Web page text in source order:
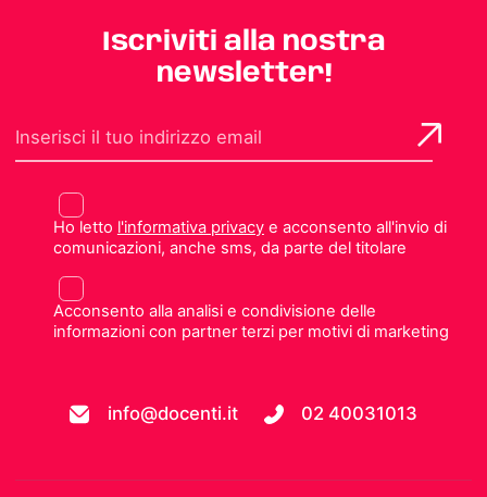
Iscriviti alla nostra
newsletter!
Ho letto l'informativa privacye acconsento all'invio di
comunicazioni, anche sms, da parte del titolare
Acconsento alla analisi e condivisione delle
informazioni con partner terzi per motivi di marketing
info@docenti.it 02 40031013